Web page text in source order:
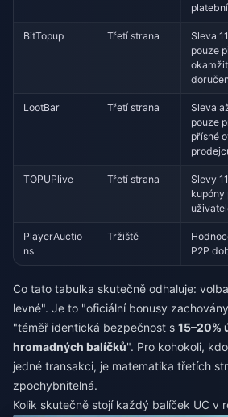
BitTopup Třetí strana
Sleva
pouze
LootBar Třetí strana
Sleva
pouze
přísné
TOPUPlive Třetí strana
Slevy
kupóny
PlayerAuctio
ns
Tržiště
P2P
Co tato tabulka skutečně odhaluje:
levné". Je to "oficiální bonusy
"téměř identická bezpečnost s 15–20%
hromadných balíčků". Pro kohokoli,
jedné transakci, je matematika třetích
zpochybnitelná.
Kolik skutečně stojí každý balíček UC v